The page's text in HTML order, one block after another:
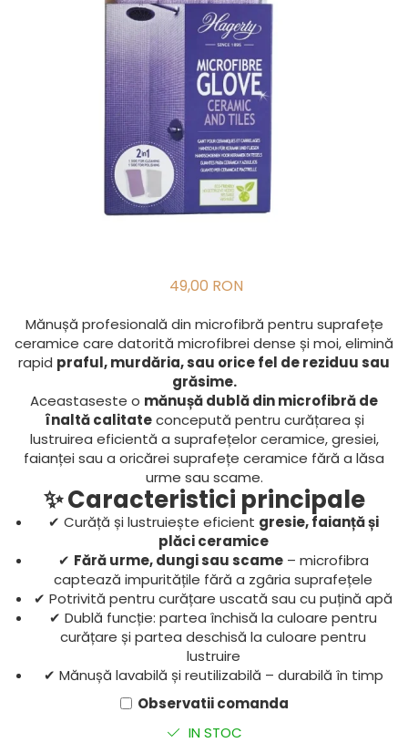
49,00 RON
Mănușă profesională din microfibră pentru suprafețe
ceramice care datorită microfibrei dense și moi, elimină
rapid praful, murdăria, sau orice fel de reziduu sau
grăsime.
Aceastaseste o mănușă dublă din microfibră de
înaltă calitateconcepută pentru curățarea și
lustruirea eficientă a suprafețelor ceramice, gresiei,
faianței sau a oricărei suprafețe ceramice fără a lăsa
urme sau scame.
✨ Caracteristici principale
✔ Curăță și lustruiește eficient gresie, faianță și
plăci ceramice
✔ Fără urme, dungi sau scame– microfibra
captează impuritățile fără a zgâria suprafețele
✔ Potrivită pentru curățare uscată sau cu puțină apă
✔ Dublă funcție: partea închisă la culoare pentru
curățare și partea deschisă la culoare pentru
lustruire
✔ Mănușă lavabilă și reutilizabilă – durabilă în timp
Observatii comanda
IN STOC